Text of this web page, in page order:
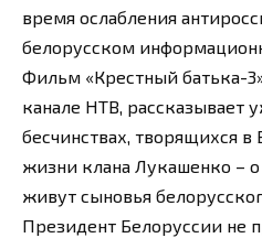
время ослабления
белорусском
Фильм «Крестный батька-
канале НТВ, рассказывает
бесчинствах, творящихся в
жизни клана Лукашенко – о
живут сыновья
Президент Белоруссии не